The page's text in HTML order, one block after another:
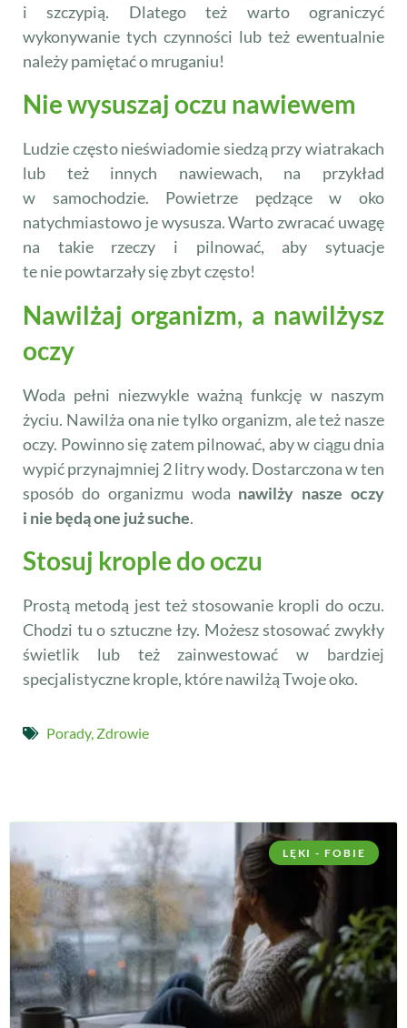
i szczypią. Dlatego też warto ograniczyć
wykonywanie tych czynności lub też ewentualnie
należy pamiętać o mruganiu!
Nie wysuszaj oczu nawiewem
Ludzie często nieświadomie siedzą przy wiatrakach
lub też innych nawiewach, na przykład
w samochodzie. Powietrze pędzące w oko
natychmiastowo je wysusza. Warto zwracać uwagę
na takie rzeczy i pilnować, aby sytuacje
te nie powtarzały się zbyt często!
Nawilżaj organizm, a nawilżysz
oczy
Woda pełni niezwykle ważną funkcję w naszym
życiu. Nawilża ona nie tylko organizm, ale też nasze
oczy. Powinno się zatem pilnować, aby w ciągu dnia
wypić przynajmniej 2 litry wody. Dostarczona w ten
sposób do organizmu woda nawilży nasze oczy
i nie będą one już suche.
Stosuj krople do oczu
Prostą metodą jest też stosowanie kropli do oczu.
Chodzi tu o sztuczne łzy. Możesz stosować zwykły
świetlik lub też zainwestować w bardziej
specjalistyczne krople, które nawilżą Twoje oko.
Porady, Zdrowie
LĘKI - FOBIE